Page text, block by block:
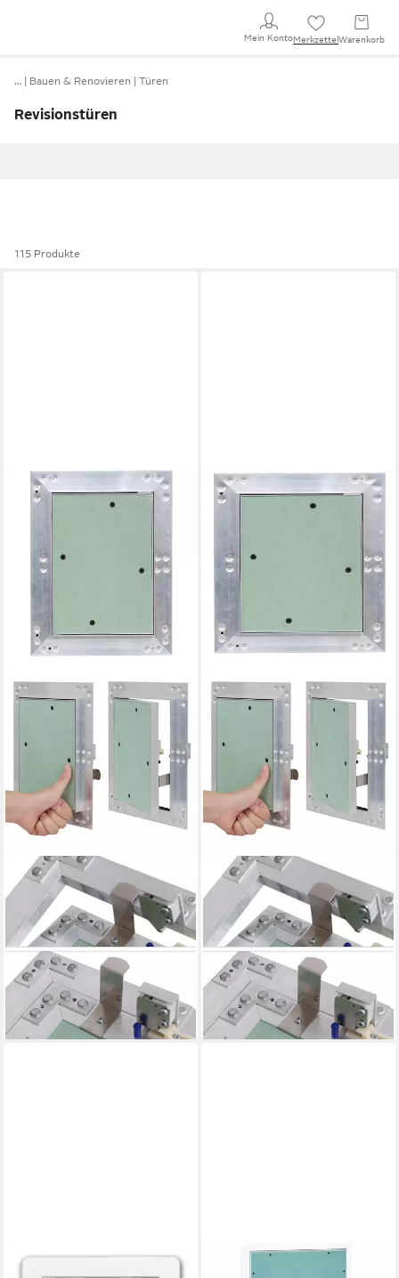
Mein KontoMerkzettel Warenkorb
… Bauen & Renovieren Türen
Revisionstüren
115 Produkte
V2AOX
Revisionsklappe
Revisionsklappe Revisionstür
Aluminium-Rahmen
Gipskarton 20 x 25 cm
28,49 € UVP 37,04 €
-23%
lieferbar - in 2-3 Werktagen bei dir
V2AOX
Revisionsklappe
Revisionsklappe Revisionstür
Aluminium-Rahmen
Gipskarton 30 x 30 cm
31,99 € UVP 41,59 €
-23%
lieferbar - in 2-3 Werktagen bei dir